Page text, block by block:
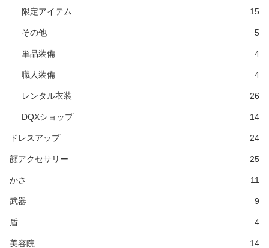
限定アイテム 15
その他 5
単品装備 4
職人装備 4
レンタル衣装 26
DQXショップ 14
ドレスアップ 24
顔アクセサリー 25
かさ 11
武器 9
盾 4
美容院 14